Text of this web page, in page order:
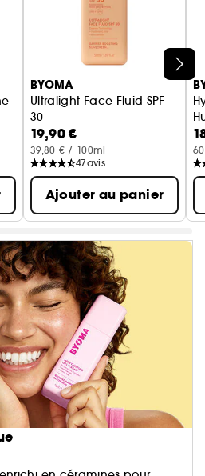
BYOMA
Ultralight Face Fluid SPF
30
Protection Solaire
19,90 €
39,80 € / 100ml
47avis
Ajouter au panier